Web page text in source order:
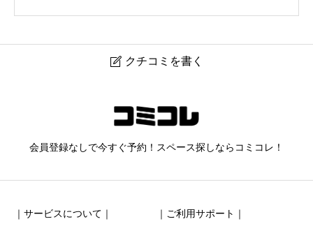
 クチコミを書く
ニックネーム 任意
会員登録なしで今すぐ予約！スペース探しならコミコレ！
｜サービスについて｜ ｜ご利用サポート｜